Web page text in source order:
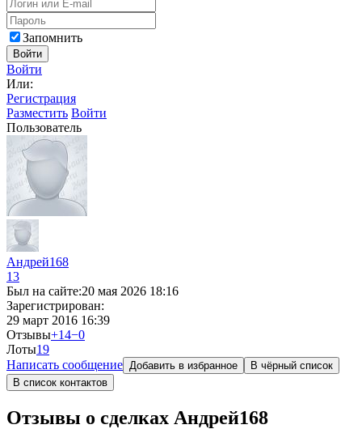
Запомнить
Войти
Войти
Или:
Регистрация
Разместить Войти
Пользователь
Андрей168
13
Был на сайте:20 мая 2026 18:16
Зарегистрирован:
29 март 2016 16:39
Отзывы+14−0
Лоты19
Написать сообщение Добавить в избранное
В чёрный список
В список контактов
Отзывы о сделках Андрей168